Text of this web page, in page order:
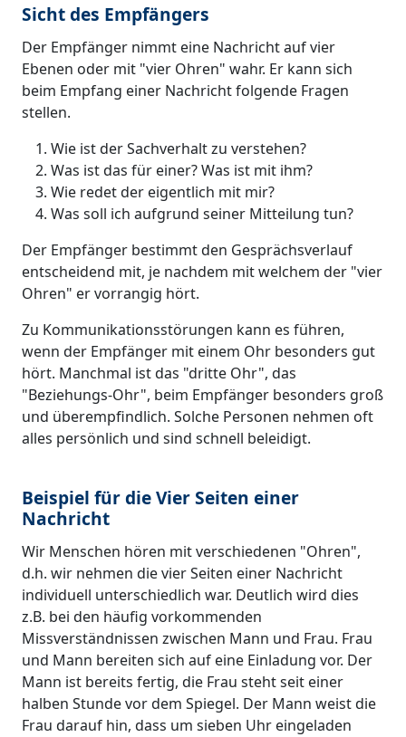
Sicht des Empfängers
Der Empfänger nimmt eine Nachricht auf vier
Ebenen oder mit "vier Ohren" wahr. Er kann sich
beim Empfang einer Nachricht folgende Fragen
stellen.
Wie ist der Sachverhalt zu verstehen?
Was ist das für einer? Was ist mit ihm?
Wie redet der eigentlich mit mir?
Was soll ich aufgrund seiner Mitteilung tun?
Der Empfänger bestimmt den Gesprächsverlauf
entscheidend mit, je nachdem mit welchem der "vier
Ohren" er vorrangig hört.
Zu Kommunikationsstörungen kann es führen,
wenn der Empfänger mit einem Ohr besonders gut
hört. Manchmal ist das "dritte Ohr", das
"Beziehungs-Ohr", beim Empfänger besonders groß
und überempfindlich. Solche Personen nehmen oft
alles persönlich und sind schnell beleidigt.
Beispiel für die Vier Seiten einer
Nachricht
Wir Menschen hören mit verschiedenen "Ohren",
d.h. wir nehmen die vier Seiten einer Nachricht
individuell unterschiedlich war. Deutlich wird dies
z.B. bei den häufig vorkommenden
Missverständnissen zwischen Mann und Frau. Frau
und Mann bereiten sich auf eine Einladung vor. Der
Mann ist bereits fertig, die Frau steht seit einer
halben Stunde vor dem Spiegel. Der Mann weist die
Frau darauf hin, dass um sieben Uhr eingeladen